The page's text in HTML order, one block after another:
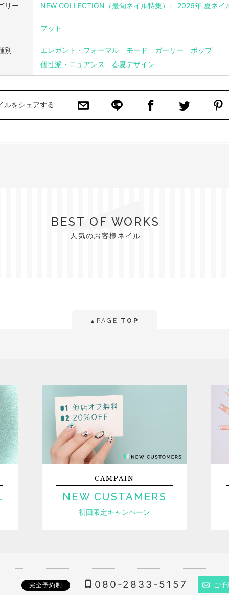
リー NEW COLLECTION（最旬ネイル特集） 2026年 夏ネイ
フット
別 エレガント・フォーマル モード ガーリー
ポップ
個性派・ニュアンス
春夏デザイン
ルをシェアする
BEST OF WORKS
人気のお客様ネイル
▲ PAGE TOP
CAMPAIN
NEW CUSTAMERS
初回限定キャンペーン
完全予約制 080-2833-5157 ご